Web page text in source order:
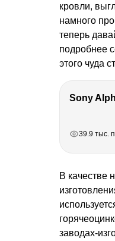
кровли,
намного
теперь
подробнее
этого чуда
39.9 тыс.
В качестве
заводах-